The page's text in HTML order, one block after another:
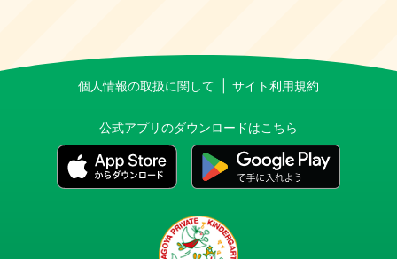
個人情報の取扱に関して サイト利用規約
公式アプリのダウンロードはこちら